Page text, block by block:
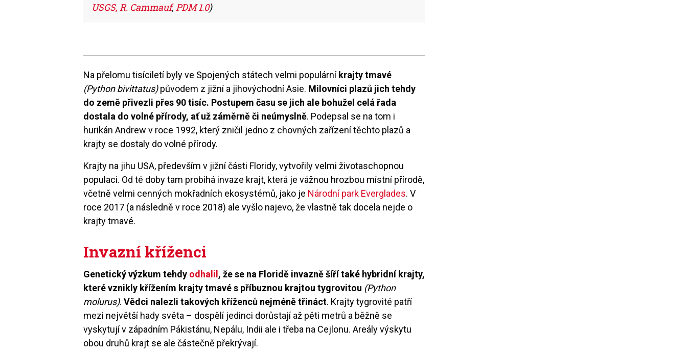
USGS, R. Cammauf,PDM 1.0)
Na přelomu tisíciletí byly ve Spojených státech velmi populární krajty tmavé
(Python bivittatus)původem z jižní a jihovýchodní Asie. Milovníci plazů jich tehdy
do země přivezli přes 90 tisíc. Postupem času se jich ale bohužel celá řada
dostala do volné přírody, ať už záměrně či neúmyslně. Podepsal se na tom i
hurikán Andrew v roce 1992, který zničil jedno z chovných zařízení těchto plazů a
krajty se dostaly do volné přírody.
Krajty na jihu USA, především v jižní části Floridy, vytvořily velmi životaschopnou
populaci. Od té doby tam probíhá invaze krajt, která je vážnou hrozbou místní přírodě,
včetně velmi cenných mokřadních ekosystémů, jako je Národní park Everglades. V
roce 2017 (a následně v roce 2018) ale vyšlo najevo, že vlastně tak docela nejde o
krajty tmavé.
Invazní kříženci
Genetický výzkum tehdy odhalil , že se na Floridě invazně šíří také hybridní krajty,
které vznikly křížením krajty tmavé s příbuznou krajtou tygrovitou (Python
molurus).Vědci nalezli takových kříženců nejméně třináct. Krajty tygrovité patří
mezi největší hady světa – dospělí jedinci dorůstají až pěti metrů a běžně se
vyskytují v západním Pákistánu, Nepálu, Indii ale i třeba na Cejlonu. Areály výskytu
obou druhů krajt se ale částečně překrývají.